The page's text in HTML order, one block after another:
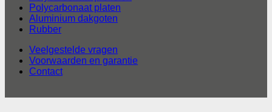
Polycarbonaat platen
Aluminium dakgoten
Rubber
Veelgestelde vragen
Voorwaarden en garantie
Contact